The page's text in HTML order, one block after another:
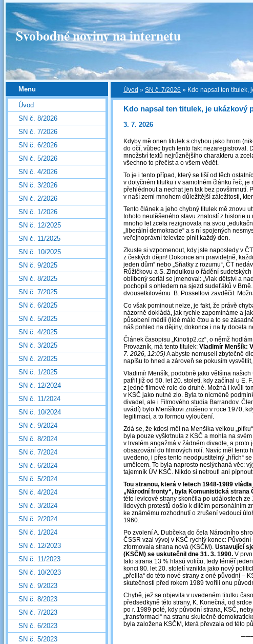
Svobodné noviny na internetu
Úvod » SN č. 7/2026 » Kdo napsal ten titulek,
Kdo napsal ten titulek, je ukázkový
3. 7. 2026
Kdyby mě onen titulek s chybou jako hrom
do očí, vůbec bych tento fakt nezaregistroval.
množství textů nejrůznějšího charakteru a
všechno to přečíst a o všem vědět.
To je i tento případ, který se liší od těch
v dotyčném titulku i v samotném článku řeč,
přehlédnout a nechat jen tak bez povšimnutí.
v naší zemi mnohem důležitější záležitosti,
Tento článek a jeho chybný titulek mě znovu
tohoto neutěšeného stavu znalostí z historie
mnoho let zcela rezignovala na svou
„liberální demokracie“ a s ní spojených
veřejnoprávní televize plnit každý den.
Zkuste si vzpomenout, kdy jste naposledy v
z českých dějin! Dokonce ani pravidelně,
jeden dům“ nebo „Sňatky z rozumu“, ČT
Růžičkovu a S. Zindulkou o řádění
oblíbený seriál se jmenoval: „Vlak dětství a
pochopil s ohledem na sjezd sudeťáků v
dvousetkilovému B. Posseltovi zavděčit.
Co však pominout nelze, je fakt, že právě
názorně dokládá, jak rychle zapomínáme a
působení médií (lidé málo čtou a to se
náš pohled na dějiny, dokonce i na ty docela
Článek časopisu „Kinotip2.cz“, o němž
Provazník, má tento titulek: Vladimír Menšík:
7. 2026, 12:05)A abyste nemuseli zbytečně
napíšu to hned a zároveň se pokusím
Vladimír Menšík, podobně jako většina
patřil již od 50. let 20. století, kdy začínal u E.
z jedné filmové role do druhé. Možná i kvůli
v KSČ jako nutné zlo. Byla to nicméně
divadel, ale i Filmového studia Barrandov.
uvádí) bylo Menšíkovi zrušeno v roce 1970,
legitimací, a to formou vyloučení.
Zdá se, že kdosi měl na Menšíka velkou
byla pouze vyškrtnuta z KSČ a mohla na
v trvalém angažmá v žádném divadle, a proto
obsazování do filmových rolí. Navíc měl tento
uvedeno, i přes tento neodpustitelný „hřích“
umělcem. To byla naprosto neslýchaná věc:
tajemník ÚV KSČ. Nikdo si netroufl ani
Tou stranou, která v letech 1948-1989
„Národní fronty“, byla Komunistická strana
této levicové strany skončila po událostech
lidových protestů došlo k dílčím personálním
ke známému rozhodnutí o zrušení vedoucí
1960.
Po zvolení A. Dubčeka do čela Národního
ČSSR vzal vývoj v KSČ rychlý konec:
zformovala strana nová (KSČM). Ustavující
(KSČM) se uskutečnil dne 31. 3. 1990. V
tato strana 13 % hlasů voličů, tedy téměř
konci 80. let 20. století vznikla jako nový
„přelila“ do této nové strany z oné původní –
skutečnosti před rokem 1989 tvořili onu
Chybě, jež se objevila v uvedeném titulku
předsedkyně této strany, K. Konečná, od
po r. 1989 poté, kdy původní strana, KSČ,
„transformaci“ na stranu skutečně
byla založena KSČM, která převzala od této
Menu
Úvod
SN č. 8/2026
SN č. 7/2026
SN č. 6/2026
SN č. 5/2026
SN č. 4/2026
SN č. 3/2026
SN č. 2/2026
SN č. 1/2026
SN č. 12/2025
SN č. 11/2025
SN č. 10/2025
SN č. 9/2025
SN č. 8/2025
SN č. 7/2025
SN č. 6/2025
SN č. 5/2025
SN č. 4/2025
SN č. 3/2025
SN č. 2/2025
SN č. 1/2025
SN č. 12/2024
SN č. 11/2024
SN č. 10/2024
SN č. 9/2024
SN č. 8/2024
SN č. 7/2024
SN č. 6/2024
SN č. 5/2024
SN č. 4/2024
SN č. 3/2024
SN č. 2/2024
SN č. 1/2024
SN č. 12/2023
SN č. 11/2023
SN č. 10/2023
SN č. 9/2023
SN č. 8/2023
SN č. 7/2023
SN č. 6/2023
SN č. 5/2023